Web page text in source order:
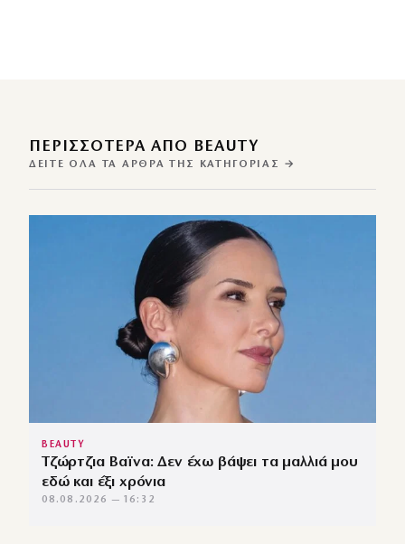
ΠΕΡΙΣΣΌΤΕΡΑ ΑΠΌ BEAUTY
ΔΕΊΤΕ ΌΛΑ ΤΑ ΆΡΘΡΑ ΤΗΣ ΚΑΤΗΓΟΡΊΑΣ →
BEAUTY
Τζώρτζια Βαϊνα: Δεν έχω βάψει τα μαλλιά μου
εδώ και έξι χρόνια
08.08.2026 — 16:32